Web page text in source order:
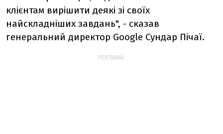
клієнтам вирішити деякі зі своїх
найскладніших завдань", - сказав
генеральний директор Google Сундар Пічаї.
РЕКЛАМА: